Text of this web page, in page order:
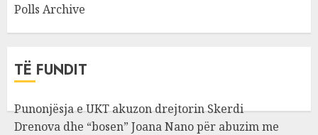
Polls Archive
TË FUNDIT
Punonjësja e UKT akuzon drejtorin Skerdi
Drenova dhe “bosen” Joana Nano për abuzim me